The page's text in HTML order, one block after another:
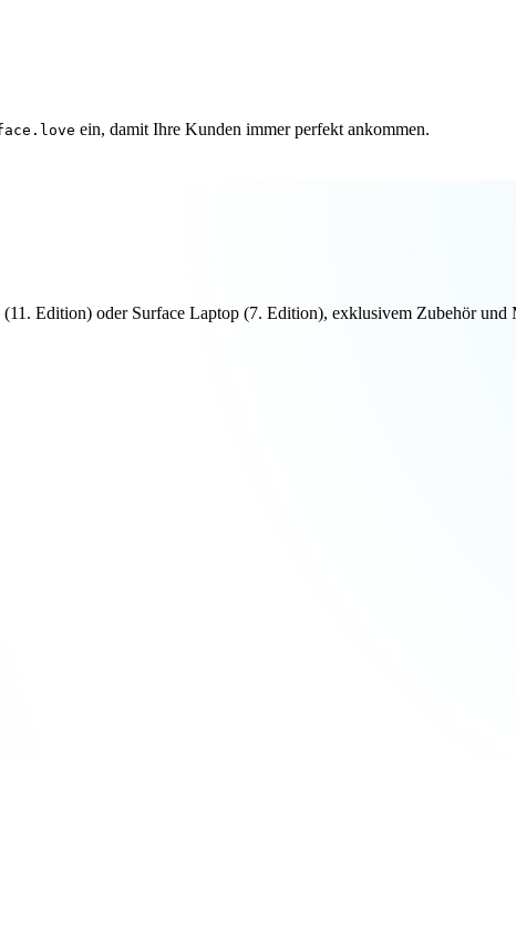
ein, damit Ihre Kunden immer perfekt ankommen.
Edition) oder Surface Laptop (7. Edition), exklusivem Zubehör